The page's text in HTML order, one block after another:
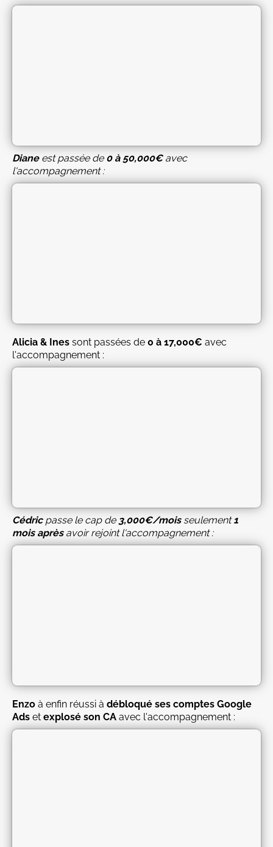
Diane est passée de0 à 50,000€ avec
l'accompagnement :
Alicia & Ines sont passées de 0 à 17,000€ avec
l'accompagnement :
Cédricpasse le cap de3,000€/moisseulement1
mois aprèsavoir rejoint l'accompagnement :
Enzo à enfin réussi à débloqué ses comptes Google
Ads et explosé son CA avec l'accompagnement :